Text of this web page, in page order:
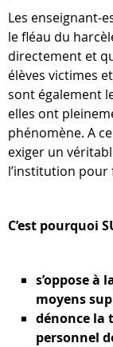
Les enseignant-
le fléau du
directement et
élèves victimes
sont également
elles ont
phénomène. A
exiger un
l’institution pour
C’est pourquoi
s’oppose à
moyens
dénonce la
personnel